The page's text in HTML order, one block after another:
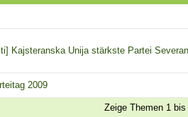
Kajsteranska Unija stärkste Partei
2009
Zeige Themen 1